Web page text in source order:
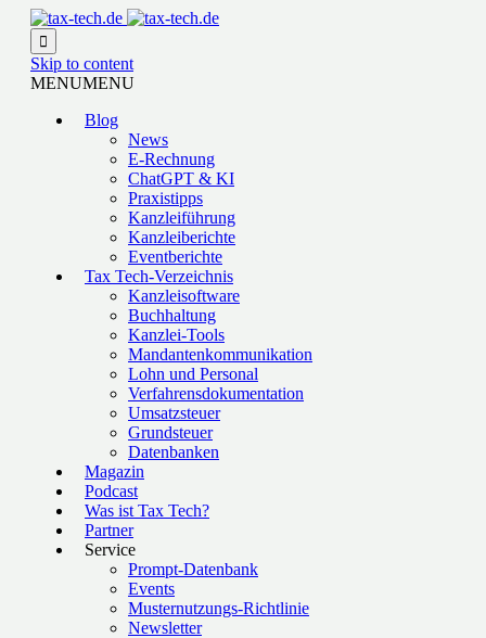

Skip to content
MENUMENU
Blog
News
E-Rechnung
ChatGPT & KI
Praxistipps
Kanzleiführung
Kanzleiberichte
Eventberichte
Tax Tech-Verzeichnis
Kanzleisoftware
Buchhaltung
Kanzlei-Tools
Mandantenkommunikation
Lohn und Personal
Verfahrensdokumentation
Umsatzsteuer
Grundsteuer
Datenbanken
Magazin
Podcast
Was ist Tax Tech?
Partner
Service
Prompt-Datenbank
Events
Musternutzungs-Richtlinie
Newsletter